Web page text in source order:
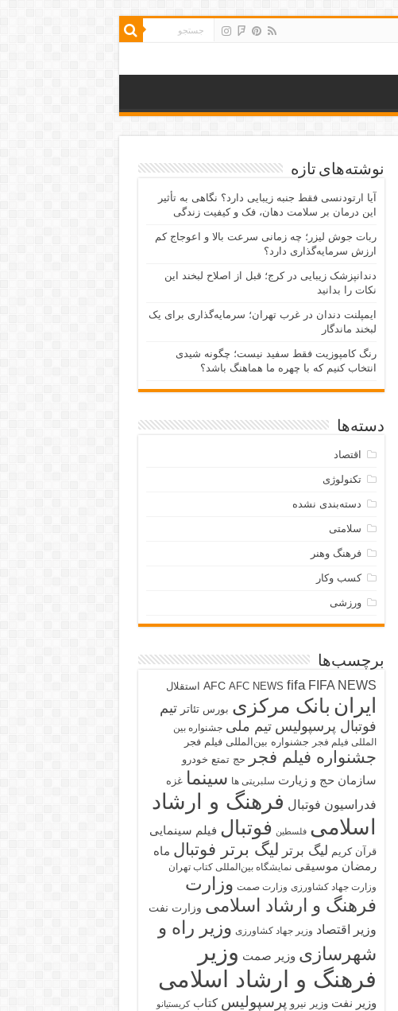
نوشته‌های تازه
آیا ارتودنسی فقط جنبه زیبایی دارد؟ نگاهی به تأثیر
این درمان بر سلامت دهان، فک و کیفیت زندگی
ربات جوش لیزر؛ چه زمانی سرعت بالا و اعوجاج کم
ارزش سرمایه‌گذاری دارد؟
دندانپزشک زیبایی در کرج؛ قبل از اصلاح لبخند این
نکات را بدانید
ایمپلنت دندان در غرب تهران؛ سرمایه‌گذاری برای یک
لبخند ماندگار
رنگ کامپوزیت فقط سفید نیست؛ چگونه شیدی
انتخاب کنیم که با چهره ما هماهنگ باشد؟
دسته‌ها
اقتصاد
تکنولوژی
دسته‌بندی نشده
سلامتی
فرهنگ وهنر
کسب وکار
ورزشی
برچسب‌ها
AFC AFC NEWS fifa FIFA NEWS استقلال
ایران بانک مرکزی بورس تئاتر تیم
فوتبال پرسپولیس تیم ملی جشنواره بین
المللی فیلم فجر جشنواره بین‌المللی فیلم فجر
جشنواره فیلم فجر حج تمتع خودرو
سازمان حج و زیارت سلبریتی ها سینما غزه
فدراسیون فوتبال فرهنگ و ارشاد
اسلامی فلسطین فوتبال فیلم سینمایی
قرآن کریم لیگ برتر لیگ برتر فوتبال ماه
رمضان موسیقی نمایشگاه بین‌المللی کتاب تهران
وزارت جهاد کشاورزی وزارت صمت وزارت
فرهنگ و ارشاد اسلامی وزارت نفت
وزیر اقتصاد وزیر جهاد کشاورزی وزیر راه و
شهرسازی وزیر صمت وزیر
فرهنگ و ارشاد اسلامی
وزیر نفت وزیر نیرو پرسپولیس کتاب کریستیانو